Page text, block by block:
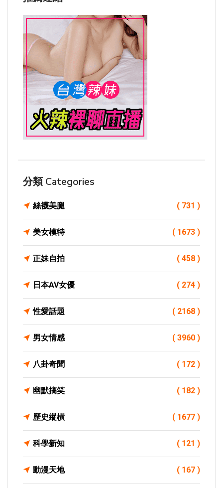
分類 Categories
絲襪美腿 ( 731 )
美女模特 ( 1673 )
正妹自拍 ( 458 )
日本AV女優 ( 274 )
性愛話題 ( 2168 )
男女情感 ( 3960 )
八卦奇聞 ( 172 )
幽默搞笑 ( 182 )
歷史縱橫 ( 1677 )
科學新知 ( 121 )
動漫天地 ( 167 )